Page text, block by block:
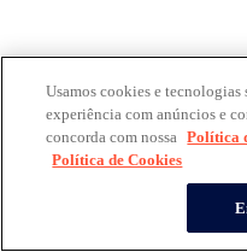
Usamos cookies e tecnologias
experiência com anúncios e
concorda com nossa Política
Política de Cookies